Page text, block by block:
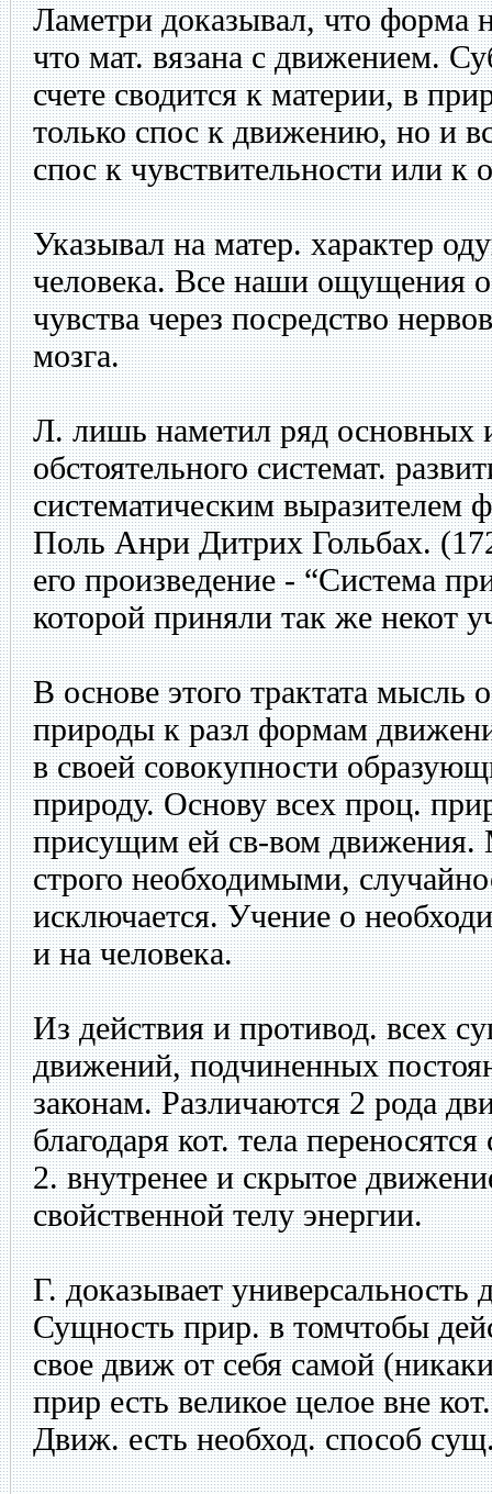
Ламетри доказывал, что форма
что мат. вязана с движением.
счете сводится к материи, в
только спос к движению, но и
спос к чувствительности или
Указывал на матер. характер
человека. Все наши ощущения
чувства через посредство
мозга.
Л. лишь наметил ряд основных
обстоятельного системат.
систематическим выразителем
Поль Анри Дитрих Гольбах.
его произведение - “Система
которой приняли так же некот
В основе этого трактата мысль
природы к разл формам
в своей совокупности
природу. Основу всех проц.
присущим ей св-вом движения.
строго необходимыми,
исключается. Учение о
и на человека.
Из действия и противод. всех
движений, подчиненных
законам. Различаются 2 рода
благодаря кот. тела
2. внутренее и скрытое
свойственной телу энергии.
Г. доказывает универсальность
Сущность прир. в томчтобы
свое движ от себя самой
прир есть великое целое вне
Движ. есть необход. способ